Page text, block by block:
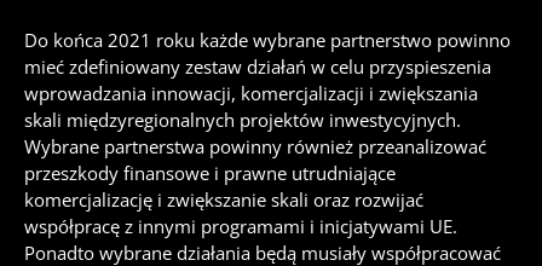
Do końca 2021 roku każde wybrane partnerstwo powinno
mieć zdefiniowany zestaw działań w celu przyspieszenia
wprowadzania innowacji, komercjalizacji i zwiększania
skali międzyregionalnych projektów inwestycyjnych.
Wybrane partnerstwa powinny również przeanalizować
przeszkody finansowe i prawne utrudniające
komercjalizację i zwiększanie skali oraz rozwijać
współpracę z innymi programami i inicjatywami UE.
Ponadto wybrane działania będą musiały współpracować